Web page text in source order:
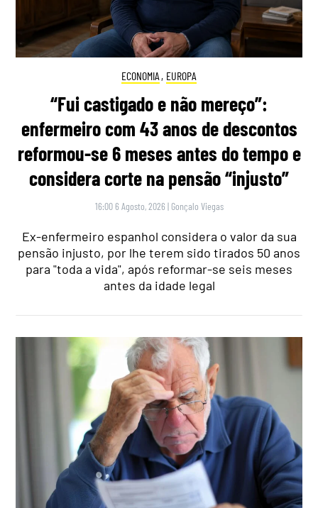
ECONOMIA , EUROPA
“Fui castigado e não mereço”:
enfermeiro com 43 anos de descontos
reformou-se 6 meses antes do tempo e
considera corte na pensão “injusto”
16:00 6 Agosto, 2026 | Gonçalo Viegas
Ex-enfermeiro espanhol considera o valor da sua
pensão injusto, por lhe terem sido tirados 50 anos
para "toda a vida", após reformar-se seis meses
antes da idade legal